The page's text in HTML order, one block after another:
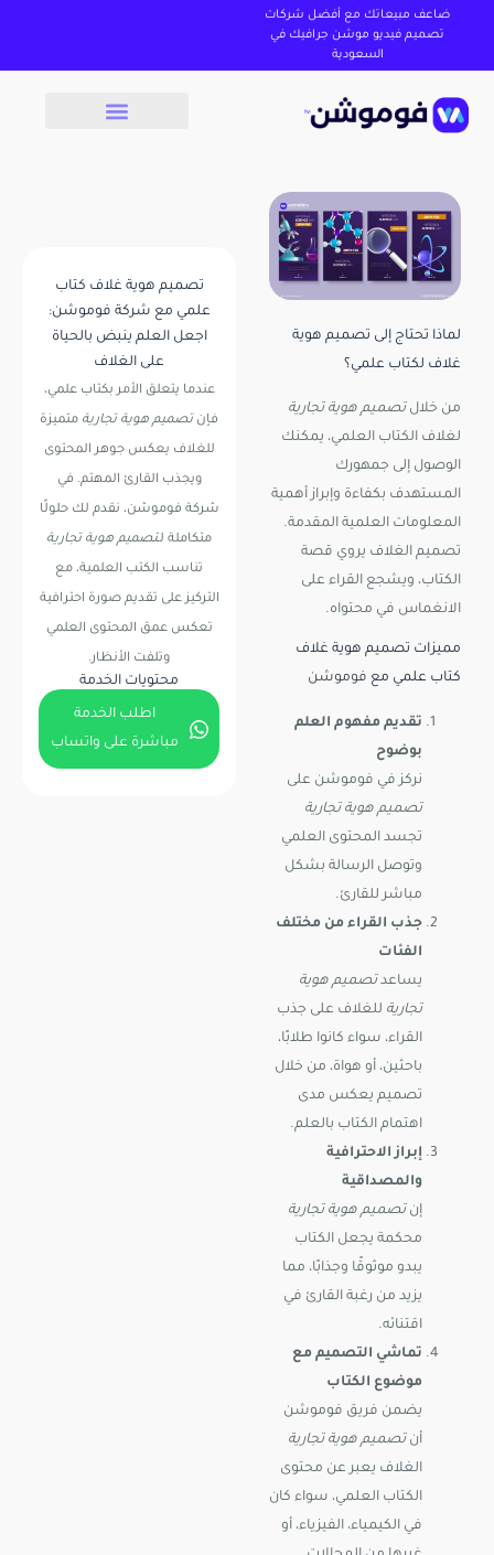
ضاعف مبيعاتك مع أفضل شركات
تصميم فيديو موشن جرافيك في
السعودية
لماذا تحتاج إلى تصميم هوية
غلاف لكتاب علمي؟
من خلالتصميم هوية تجارية
لغلاف الكتاب العلمي، يمكنك
الوصول إلى جمهورك
المستهدف بكفاءة وإبراز أهمية
المعلومات العلمية المقدمة.
تصميم الغلاف يروي قصة
الكتاب، ويشجع القراء على
الانغماس في محتواه.
مميزات تصميم هوية غلاف
كتاب علمي مع فوموشن
تقديم مفهوم العلم
بوضوح
نركز في فوموشن على
تصميم هوية تجارية
تجسد المحتوى العلمي
وتوصل الرسالة بشكل
مباشر للقارئ.
جذب القراء من مختلف
الفئات
يساعدتصميم هوية
تجارية للغلاف على جذب
القراء، سواء كانوا طلابًا،
باحثين، أو هواة، من خلال
تصميم يعكس مدى
اهتمام الكتاب بالعلم.
إبراز الاحترافية
والمصداقية
إنتصميم هوية تجارية
محكمة يجعل الكتاب
يبدو موثوقًا وجذابًا، مما
يزيد من رغبة القارئ في
اقتنائه.
تماشي التصميم مع
موضوع الكتاب
يضمن فريق فوموشن
أنتصميم هوية تجارية
الغلاف يعبر عن محتوى
الكتاب العلمي، سواء كان
في الكيمياء، الفيزياء، أو
تصميم هوية غلاف كتاب
علمي مع شركة فوموشن:
اجعل العلم ينبض بالحياة
على الغلاف
عندما يتعلق الأمر بكتاب علمي،
فإن تصميم هوية تجارية متميزة
للغلاف يعكس جوهر المحتوى
ويجذب القارئ المهتم. في
شركة فوموشن، نقدم لك حلولًا
متكاملة لـتصميم هوية تجارية
تناسب الكتب العلمية، مع
التركيز على تقديم صورة احترافية
تعكس عمق المحتوى العلمي
وتلفت الأنظار.
محتويات الخدمة
اطلب الخدمة
مباشرة على واتساب